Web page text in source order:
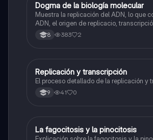
Biologia
Dogma de la biología molecular
Muestra la replicación del ADN, lo que compone el
ADN, el origen de replicacio,
ARN y traducción de ARN a proteína.
8 383 2
Biologia
Replicación y transcripción
El proceso detallado de la replicación y
9 41 0
Biologia
La fagocitosis y la pinocitosis